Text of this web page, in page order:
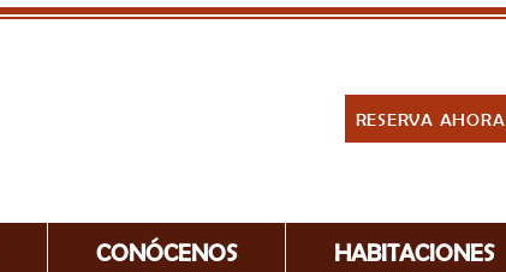
RESERVA AHORA
CONÓCENOS HABITACIONES